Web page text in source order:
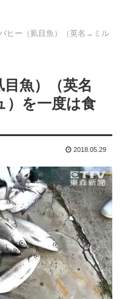
ヒー（虱目魚）（英名→ミル
魚）（英名
を一度は食
2018.05.29